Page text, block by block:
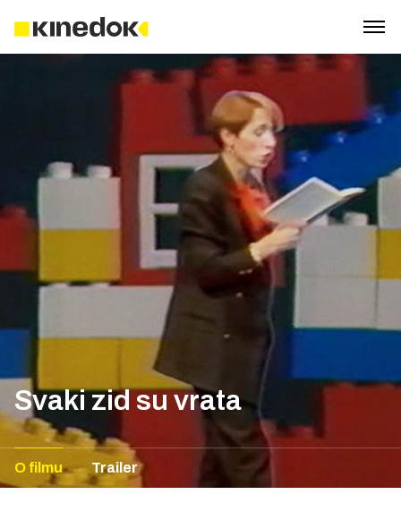
Svaki zid su vrata
O filmu Trailer